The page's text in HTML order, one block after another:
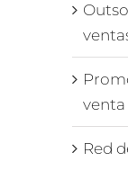
venta
Red